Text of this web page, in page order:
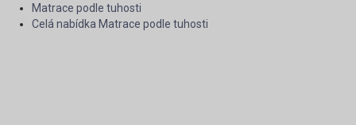
Matrace podle tuhosti
Celá nabídka Matrace podle tuhosti